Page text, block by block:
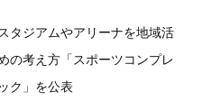
タジアムやアリーナを地域活
の考え方「スポーツコンプレ
ク」を公表